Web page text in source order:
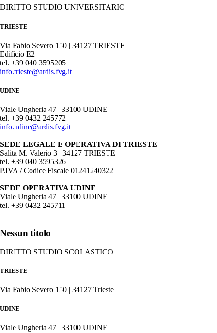
DIRITTO STUDIO UNIVERSITARIO
TRIESTE
Via Fabio Severo 150 | 34127 TRIESTE
Edificio E2
tel. +39 040 3595205
info.trieste@ardis.fvg.it
UDINE
Viale Ungheria 47 | 33100 UDINE
tel. +39 0432 245772
info.udine@ardis.fvg.it
SEDE LEGALE E OPERATIVA DI TRIESTE
Salita M. Valerio 3 | 34127 TRIESTE
tel. +39 040 3595326
P.IVA / Codice Fiscale 01241240322
SEDE OPERATIVA UDINE
Viale Ungheria 47 | 33100 UDINE
tel. +39 0432 245711
Nessun titolo
DIRITTO STUDIO SCOLASTICO
TRIESTE
Via Fabio Severo 150 | 34127 Trieste
UDINE
Viale Ungheria 47 | 33100 UDINE